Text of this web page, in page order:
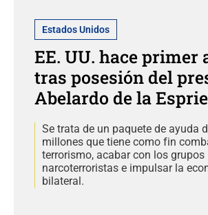
Estados Unidos
EE. UU. hace primer
tras posesión del
Abelardo de la
Se trata de un paquete de ayuda
millones que tiene como fin
terrorismo, acabar con los grupos
narcoterroristas e impulsar la
bilateral.